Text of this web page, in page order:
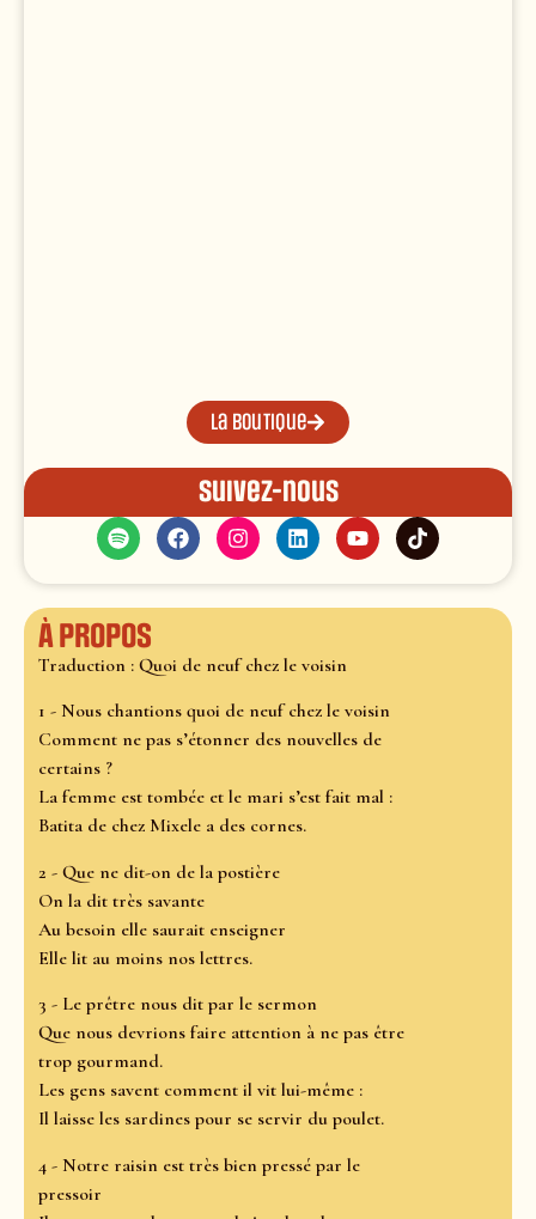
La boutique
Suivez-nous
À propos
Traduction : Quoi de neuf chez le voisin
1 - Nous chantions quoi de neuf chez le voisin
Comment ne pas s’étonner des nouvelles de
certains ?
La femme est tombée et le mari s’est fait mal :
Batita de chez Mixele a des cornes.
2 - Que ne dit-on de la postière
On la dit très savante
Au besoin elle saurait enseigner
Elle lit au moins nos lettres.
3 - Le prêtre nous dit par le sermon
Que nous devrions faire attention à ne pas être
trop gourmand.
Les gens savent comment il vit lui-même :
Il laisse les sardines pour se servir du poulet.
4 - Notre raisin est très bien pressé par le
pressoir